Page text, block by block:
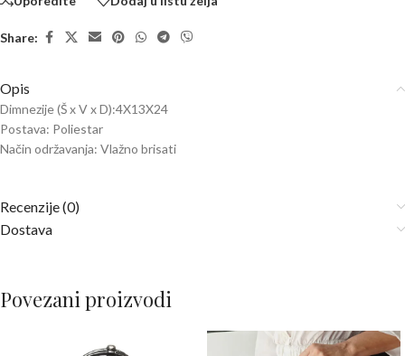
Share:
Opis
Dimnezije (Š x V x D):4X13X24
Postava: Poliestar
Način održavanja: Vlažno brisati
Recenzije (0)
Dostava
Povezani proizvodi